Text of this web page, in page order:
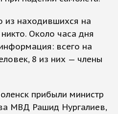
из находившихся на
Около часа дня
всего на
8 из них — члены
прибыли министр
МВД Рашид Нургалиев,